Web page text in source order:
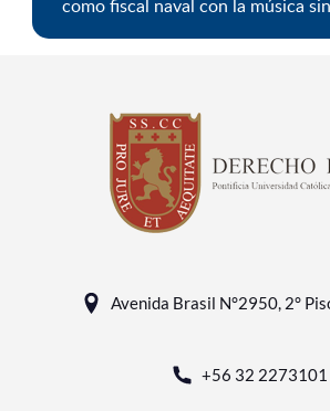
como fiscal naval con la música
Avenida Brasil N°2950, 2°
+56 32 2273101